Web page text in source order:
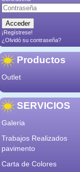
¡Regístrese!
¿Olvidó su contraseña?
Productos
Outlet
SERVICIOS
Galeria
Trabajos Realizados
pavimento
Carta de Colores